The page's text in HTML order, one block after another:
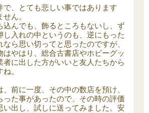
で、とても悲しい事ではあります
ん。
込んでも、飾るところもないし、ず
し入れの中というのも、逆にもった
ら思い切ってと思ったのですが、
はやはり、総合古書店やホビーグッ
者に出した方がいいと友人たちから
。
前に一度、その中の数店を預け、
った事があったので、その時の評価
い出し、試しに送ってみました。安